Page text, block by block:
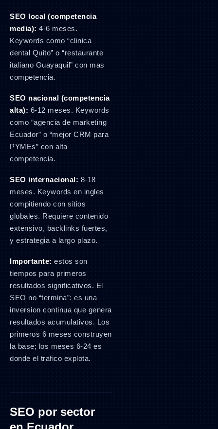
SEO local (competencia
media): 4-6 meses.
Keywords como “clinica
dental Quito” o “restaurante
italiano Guayaquil” con mas
competencia.
SEO nacional (competencia
alta): 6-12 meses. Keywords
como “agencia de marketing
Ecuador” o “mejor CRM para
PYMEs” con alta
competencia.
SEO internacional: 8-18
meses. Keywords en ingles
compitiendo con sitios
globales. Requiere contenido
extensivo, backlinks fuertes,
y estrategia a largo plazo.
Importante: estos son
tiempos para primeros
resultados significativos. El
SEO no “termina”: es una
inversion continua que genera
resultados acumulativos. Los
primeros 6 meses construyen
la base; los meses 6-24 es
donde el trafico explota.
SEO por sector